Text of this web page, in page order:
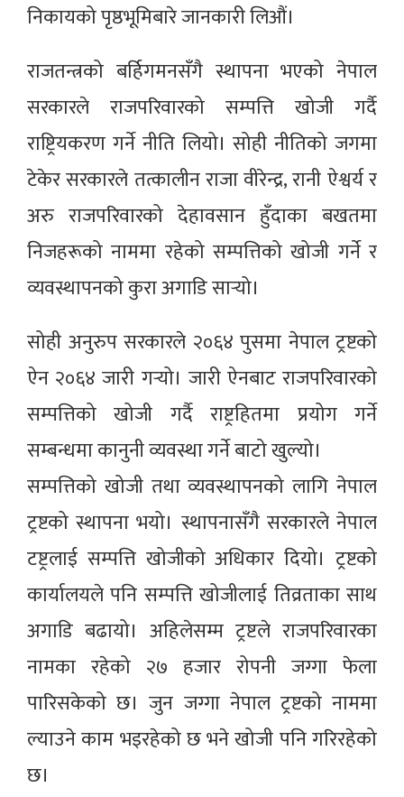
निकायको पृष्ठभूमिबारे जानकारी लिऔं।
राजतन्त्रको बर्हिगमनसँगै स्थापना भएको नेपाल
सरकारले राजपरिवारको सम्पत्ति खोजी गर्दै
राष्ट्रियकरण गर्ने नीति लियो। सोही नीतिको जगमा
टेकेर सरकारले तत्कालीन राजा वीरेन्द्र, रानी ऐश्वर्य र
अरु राजपरिवारको देहावसान हुँदाका बखतमा
निजहरूको नाममा रहेको सम्पत्तिको खोजी गर्ने र
व्यवस्थापनको कुरा अगाडि सार्‍यो।
सोही अनुरुप सरकारले २०६४ पुसमा नेपाल ट्रष्टको
ऐन २०६४ जारी गर्‍यो। जारी ऐनबाट राजपरिवारको
सम्पत्तिको खोजी गर्दै राष्ट्रहितमा प्रयोग गर्ने
सम्बन्धमा कानुनी व्यवस्था गर्ने बाटो खुल्यो।
सम्पत्तिको खोजी तथा व्यवस्थापनको लागि नेपाल
ट्रष्टको स्थापना भयो। स्थापनासँगै सरकारले नेपाल
टष्ट्रलाई सम्पत्ति खोजीको अधिकार दियो। ट्रष्टको
कार्यालयले पनि सम्पत्ति खोजीलाई तिव्रताका साथ
अगाडि बढायो। अहिलेसम्म ट्रष्टले राजपरिवारका
नामका रहेको २७ हजार रोपनी जग्गा फेला
पारिसकेको छ। जुन जग्गा नेपाल ट्रष्टको नाममा
ल्याउने काम भइरहेको छ भने खोजी पनि गरिरहेको
छ।